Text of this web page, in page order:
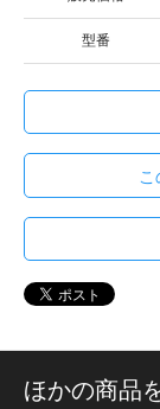
型番
ほかの商品